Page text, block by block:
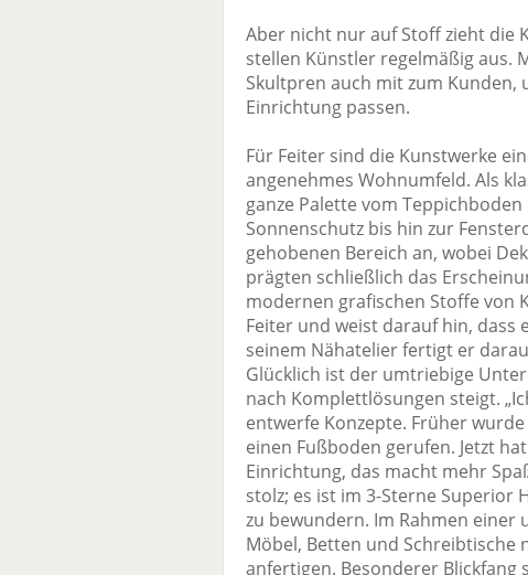
Aber nicht nur auf Stoff zieht die
stellen Künstler regelmäßig aus.
Skultpren auch mit zum
Einrichtung passen.
Für Feiter sind die Kunstwerke
angenehmes Wohnumfeld. Als
ganze Palette vom
Sonnenschutz bis hin zur
gehobenen Bereich an, wobei
prägten schließlich das
modernen grafischen Stoffe von
Feiter und weist darauf hin, dass
seinem Nähatelier fertigt er
Glücklich ist der umtriebige
nach Komplettlösungen steigt.
entwerfe Konzepte. Früher
einen Fußboden gerufen. Jetzt
Einrichtung, das macht mehr
stolz; es ist im 3-Sterne Superior
zu bewundern. Im Rahmen einer
Möbel, Betten und Schreibtische
anfertigen. Besonderer Blickfang